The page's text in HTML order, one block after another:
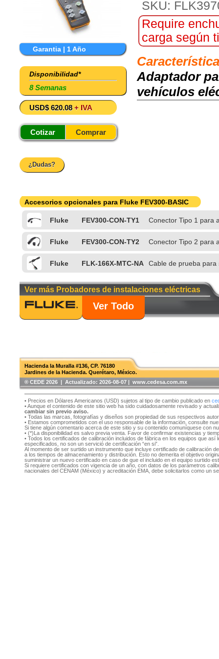
Garantia | 1 Año
Disponibilidad*
8 Semanas
USD$ 620.08 + IVA
Cotizar Comprar
¿Dudas?
SKU:
Require
carga según
Adaptador
vehículos
Accesorios opcionales para Fluke FEV300-BASIC
Fluke FEV300-CON-TY1 Conector Tipo 1 para
Fluke FEV300-CON-TY2 Conector Tipo 2 para
Fluke FLK-166X-MTC-NA Cable de prueba para
Ver más Probadores de instalaciones eléctricas
Ver Todo
Hacienda la Muralla #136, CP. 76180
Jardines de la Hacienda. Querétaro, México.
®️ CEDE 2026 | Actualizado: 2026-08-07 | www.cedesa.com.mx
• Precios en Dólares Americanos (USD) sujetos al tipo de cambio publicado en
• Aunque el contenido de este sitio web ha sido cuidadosamente revisado y
cambiar sin previo aviso.
• Todas las marcas, fotografías y diseños son propiedad de sus respectivos
• Estamos comprometidos con el uso responsable de la información, consulte
Si tiene algún comentario acerca de este sitio y su contenido comuníquese con
• (*)La disponibilidad es salvo previa venta. Favor de confirmar existencias y
• Todos los certificados de calibración incluidos de fábrica en los equipos que
especificados, no son un servició de certificación “en si”.
Al momento de ser surtido un instrumento que incluye certificado de calibración
a los tiempos de almacenamiento y distribución. Esto no demerita el objetivo
suministrar un nuevo certificado en caso de que el incluido en el equipo surtido
Si requiere certificados con vigencia de un año, con datos de los parámetros
nacionales del CENAM (México) y acreditación EMA, debe solicitarlos como un